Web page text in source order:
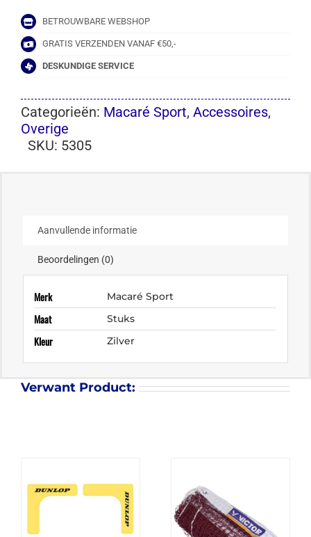
BETROUWBARE WEBSHOP
GRATIS VERZENDEN VANAF €50,-
DESKUNDIGE SERVICE
Categorieën: Macaré Sport, Accessoires,
Overige
SKU: 5305
Aanvullende informatie
Beoordelingen (0)
Merk Macaré Sport
Maat Stuks
Kleur Zilver
Verwant Product: